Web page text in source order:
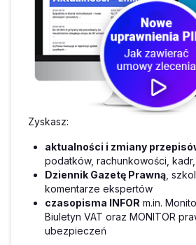
Zyskasz:
aktualności i zmiany
podatków, rachunkowości, kadr,
Dziennik Gazetę Prawną ,
komentarze ekspertów
czasopisma INFOR m.in.
Biuletyn VAT oraz MONITOR
ubezpieczeń